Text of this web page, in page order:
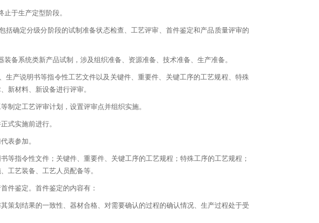
止于生产定型阶段。
括确定分级分阶段的试制准备状态检查、工艺评审、首件鉴定和产品质量评审的
装备系统类新产品试制，涉及组织准备、资源准备、技术准备、生产准备。
生产说明书等指令性工艺文件以及关键件、重要件、关键工序的工艺规程、特殊
新材料、新设备进行评审。
制定工艺评审计划，设置评审点并组织实施。
式实施前进行。
表参加。
指令性文件；关键件、重要件、关键工序的工艺规程；特殊工序的工艺规程；
工艺装备、工艺人员配备等。
件鉴定。首件鉴定的内容有：
策划结果的一致性、器材合格、对需要确认的过程的确认情况、生产过程处于受